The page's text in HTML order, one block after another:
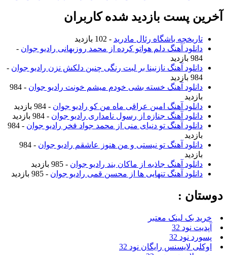
آخرین پست بازدید شده کاربران
تاریخچه باشگاه رئال مادرید - 102 بازدید
دانلود آهنگ دلم هواتو کرده از محمد روزبهانی رادیو جوان -
984 بازدید
دانلود آهنگ نازنینا بر لبت رنگی چنین دلکش نزن رادیو جوان -
984 بازدید
دانلود آهنگ خسته بشی خودم میشم خونت رادیو جوان
- 984
بازدید
دانلود آهنگ امین عراقی ماه من کو رادیو جوان - 984 بازدید
دانلود آهنگ جنازه از رسول نامداری رادیو جوان - 984 بازدید
دانلود آهنگ تو دنیای منی از محمد جواد فخر رادیو جوان
- 984
بازدید
دانلود آهنگ تو نیستی و من هنوز عاشقم رادیو جوان
- 984
بازدید
دانلود آهنگ جاذبه از ماکان بند رادیو جوان - 985 بازدید
دانلود آهنگ تنهایی ها از محسن قمی رادیو جوان - 985 بازدید
دوستان :
خرید بک لینک معتبر
آپدیت نود 32
پسورد نود 32
اوکلی لایسنس رایگان نود 32